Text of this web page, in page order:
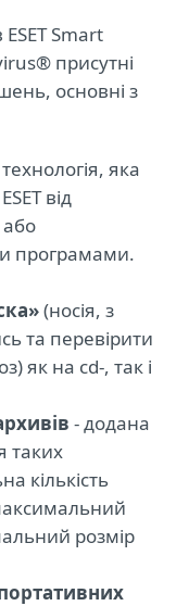
Smart
присутні
основні з
яка
від
програмами.
(носія, з
та перевірити
як на cd-, так і
- додана
таких
кількість
розмір